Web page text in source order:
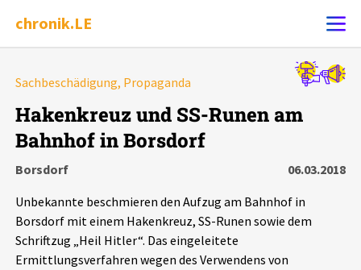
chronik.LE
Ereignis melden
Chronik
Leipziger Zustände
Sachbeschädigung, Propaganda
Hakenkreuz und SS-Runen am
Bahnhof in Borsdorf
Borsdorf
06.03.2018
Unbekannte beschmieren den Aufzug am Bahnhof in
Borsdorf mit einem Hakenkreuz, SS-Runen sowie dem
Schriftzug „Heil Hitler“. Das eingeleitete
Ermittlungsverfahren wegen des Verwendens von
Alle Ereignisse
Ereignisse
Ereignisse Statistik